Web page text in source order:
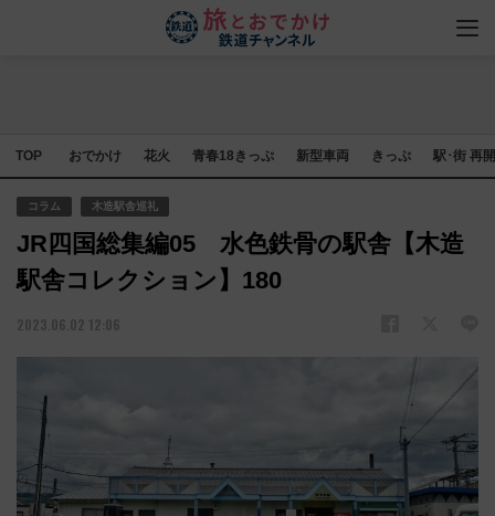
TOP おでかけ 花火 青春18きっぷ 新型車両 きっぷ 駅･街 再
コラム 木造駅舎巡礼
JR四国総集編05 水色鉄骨の駅舎【木造
駅舎コレクション】180
2023.06.02 12:06